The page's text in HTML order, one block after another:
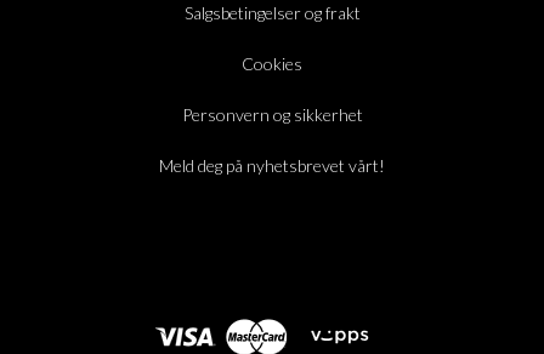
Salgsbetingelser og frakt
Cookies
Personvern og sikkerhet
Meld deg på nyhetsbrevet vårt!